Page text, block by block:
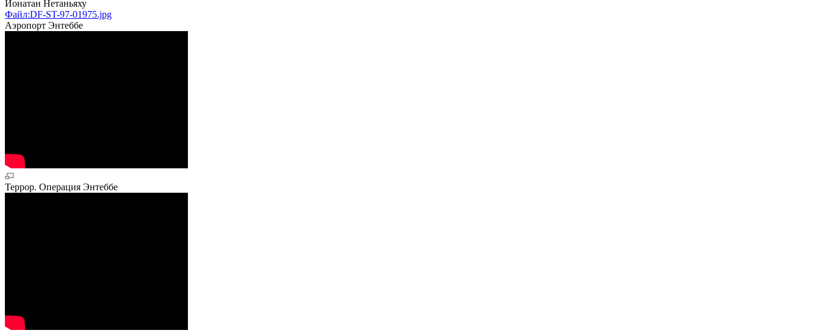
Йонатан Нетаньяху
Файл:DF-ST-97-01975.jpg
Аэропорт Энтеббе
Террор. Операция Энтеббе